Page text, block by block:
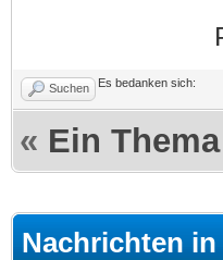
Suchen Es bedanken sich:
« Ein
Nachrichten